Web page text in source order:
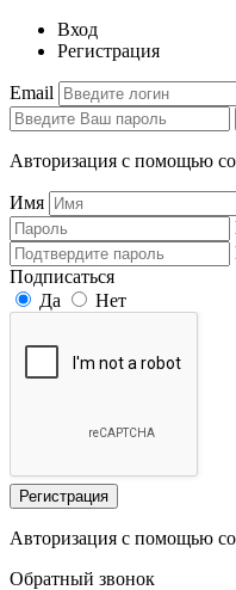
Вход
Регистрация
Email
Авторизация с помощью
Имя
Подписаться
Да
Нет
Регистрация
Авторизация с помощью
Обратный звонок